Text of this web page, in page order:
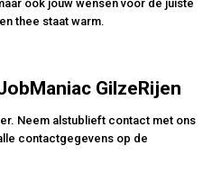
ook jouw wensen voor de juiste
thee staat warm.
GilzeRijen
Neem alstublieft contact met ons
contactgegevens op de